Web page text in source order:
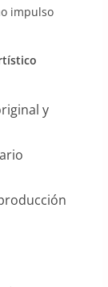
impulso
y